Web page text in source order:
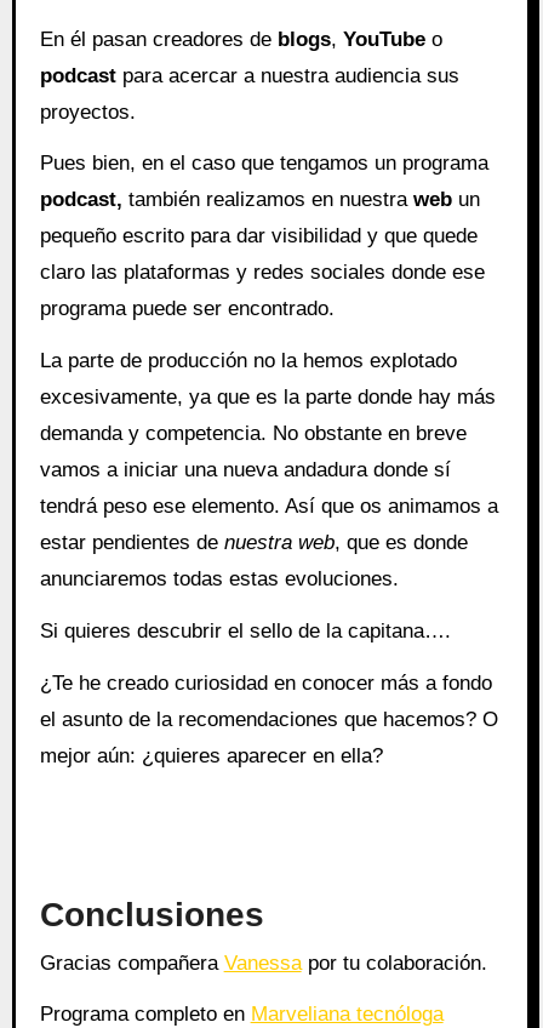
En él pasan creadores de blogs, YouTubeo
podcastpara acercar a nuestra audiencia sus
proyectos.
Pues bien, en el caso que tengamos un programa
podcast, también realizamos en nuestra webun
pequeño escrito para dar visibilidad y que quede
claro las plataformas y redes sociales donde ese
programa puede ser encontrado.
La parte de producción no la hemos explotado
excesivamente, ya que es la parte donde hay más
demanda y competencia. No obstante en breve
vamos a iniciar una nueva andadura donde sí
tendrá peso ese elemento. Así que os animamos a
estar pendientes de nuestra web, que es donde
anunciaremos todas estas evoluciones.
Si quieres descubrir el sello de la capitana….
¿Te he creado curiosidad en conocer más a fondo
el asunto de la recomendaciones que hacemos? O
mejor aún: ¿quieres aparecer en ella?
Conclusiones
Gracias compañera Vanessapor tu colaboración.
Programa completo en Marveliana tecnóloga